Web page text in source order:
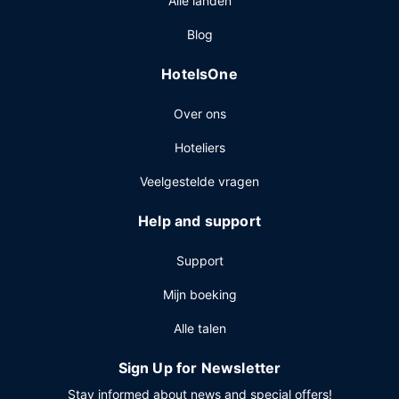
is dit beschikbaar van 07.00 uur tot 10.00 uur.
Overige voorzieningen
een snelle uitcheckservice en gratis kranten in de lobby.
1164 vierkante meter aan ruimte, waaronder een
conferentieruimte en vergaderruimtes. Ter plaatse heb je
Blog
HotelsOne
Over ons
Hoteliers
Veelgestelde vragen
Help and support
Support
Mijn boeking
Alle talen
Sign Up for Newsletter
Stay informed about news and special offers!